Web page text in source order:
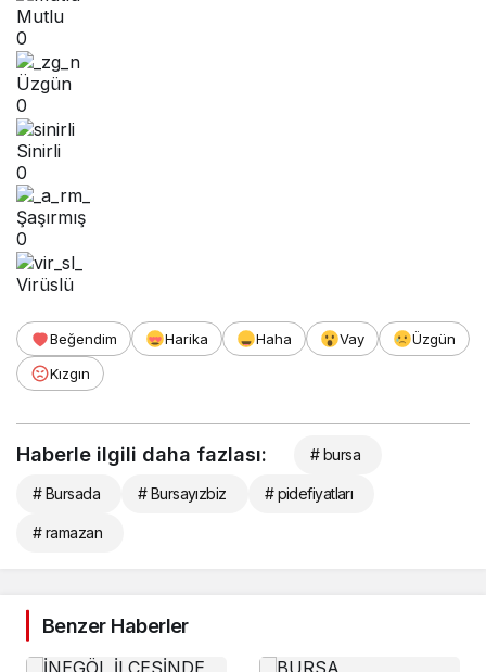
Mutlu
0
Üzgün
0
Sinirli
0
Şaşırmış
0
Virüslü
Beğendim Harika Haha Vay
Üzgün
Kızgın
Haberle ilgili daha fazlası: # bursa
# Bursada # Bursayızbiz # pidefiyatları
# ramazan
Benzer Haberler